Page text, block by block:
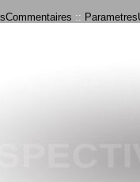
::